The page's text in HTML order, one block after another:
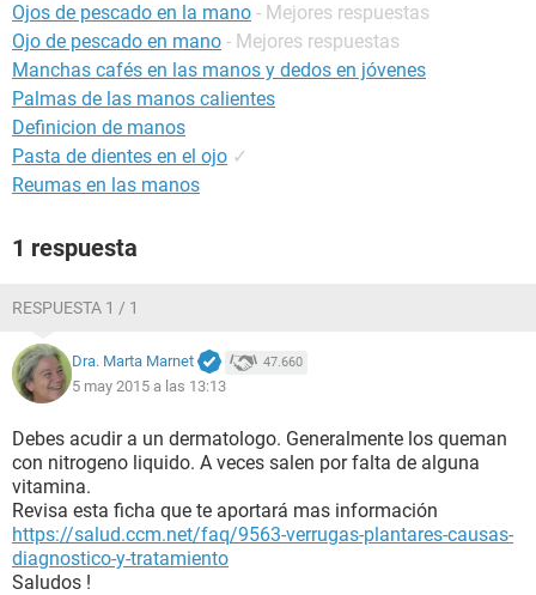
Ojos de pescado en la mano - Mejores respuestas
Ojo de pescado en mano - Mejores respuestas
Manchas cafés en las manos y dedos en jóvenes
Palmas de las manos calientes
Definicion de manos
Pasta de dientes en el ojo ✓
Reumas en las manos
1 respuesta
RESPUESTA 1 / 1
Dra. Marta Marnet 47.660
5 may 2015 a las 13:13
Debes acudir a un dermatologo. Generalmente los queman
con nitrogeno liquido. A veces salen por falta de alguna
vitamina.
Revisa esta ficha que te aportará mas información
https://salud.ccm.net/faq/9563-verrugas-plantares-causas-
diagnostico-y-tratamiento
Saludos !